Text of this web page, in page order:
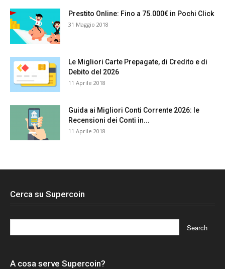
Prestito Online: Fino a 75.000€ in Pochi Click
31 Maggio 2018
Le Migliori Carte Prepagate, di Credito e di
Debito del 2026
11 Aprile 2018
Guida ai Migliori Conti Corrente 2026: le
Recensioni dei Conti in...
11 Aprile 2018
Cerca su Supercoin
A cosa serve Supercoin?